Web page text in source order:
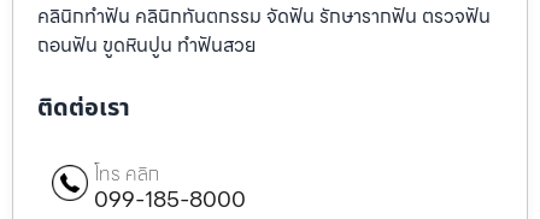
คลินิกทำฟัน คลินิกทันตกรรม จัดฟัน รักษารากฟัน ตรวจฟัน
ถอนฟัน ขูดหินปูน ทำฟันสวย
ติดต่อเรา
โทร คลิก
099-185-8000